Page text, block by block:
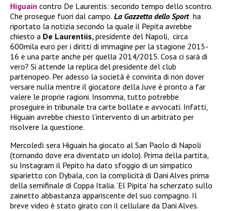
Higuain contro De Laurentis: secondo tempo dello scontro.
Che prosegue fuori dal campo. La Gazzetta dello Sportha
riportato la notizia secondo la quale il Pepita avrebbe
chiesto a De Laurentiis, presidente del Napoli, circa
600mila euro per i diritti di immagine per la stagione 2015-
16 e una parte anche per quella 2014/2015. Cosa ci sarà di
vero? Si attende la replica del presidente del club
partenopeo. Per adesso la società è convinta di non dover
versare nulla mentre il giocatore della Juve è pronto a far
valere le proprie ragioni. Insomma, tutto potrebbe
proseguire in tribunale tra carte bollate e avvocati. Infatti,
Higuain avrebbe chiesto l’intervento di un arbitrato per
risolvere la questione.
Mercoledì sera Higuain ha giocato al San Paolo di Napoli
(tornando dove era diventato un idolo). Prima della partita,
su Instagram il Pepito ha dato sfoggio di un simpatico
siparietto con Dybala, con la complicità di Dani Alves prima
della semifinale di Coppa Italia. ‘El Pipita’ ha scherzato sullo
zainetto abbastanza appariscente del suo compagno. Il
breve video è stato girato con il cellulare da Dani Alves.